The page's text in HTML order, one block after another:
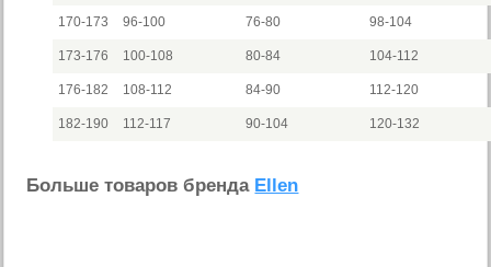
170-173 96-100 76-80 98-104
173-176 100-108 80-84 104-112
176-182 108-112 84-90 112-120
182-190 112-117 90-104 120-132
Больше товаров бренда Ellen